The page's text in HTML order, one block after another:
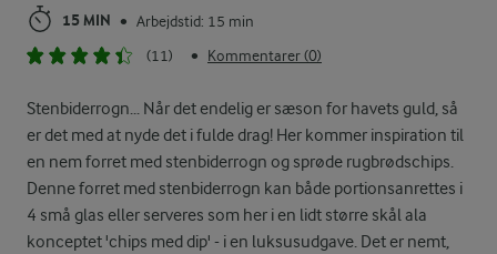
15 MIN • Arbejdstid: 15 min
(11)
• Kommentarer (0)
Stenbiderrogn... Når det endelig er sæson for havets guld, så
er det med at nyde det i fulde drag! Her kommer inspiration til
en nem forret med stenbiderrogn og sprøde rugbrødschips.
Denne forret med stenbiderrogn kan både portionsanrettes i
4 små glas eller serveres som her i en lidt større skål ala
konceptet 'chips med dip' - i en luksusudgave. Det er nemt,